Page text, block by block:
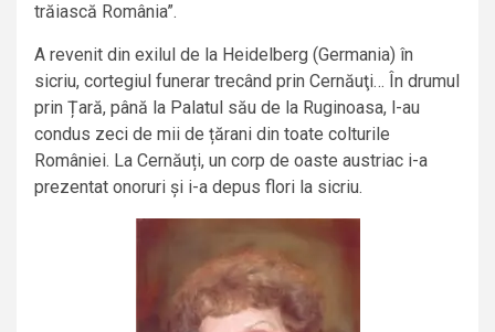
trăiască România”.
A revenit din exilul de la Heidelberg (Germania) în
sicriu, cortegiul funerar trecând prin Cernăuţi… În drumul
prin Țară, până la Palatul său de la Ruginoasa, l-au
condus zeci de mii de țărani din toate colturile
României. La Cernăuți, un corp de oaste austriac i-a
prezentat onoruri și i-a depus flori la sicriu.